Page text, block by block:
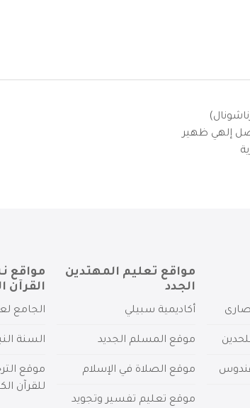
فضل إلهي ظهير
مواقع تعليم المهتدين
الجدد
أكاديمية سبيلي
موقع المسلم الجديد
موقع الصلاة في الإسلام
موقع تعليم تفسير وتجويد
مواقع
القرآن
الجامع
السنة
موقع
للقرآن